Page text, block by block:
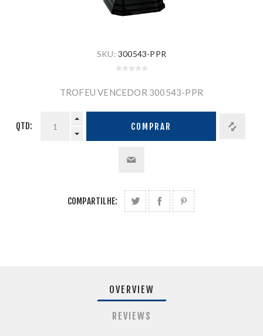
SKU: 300543-PPR
TROFEU VENCEDOR 300543-PPR
QTD: COMPRAR
COMPARTILHE:
OVERVIEW
REVIEWS